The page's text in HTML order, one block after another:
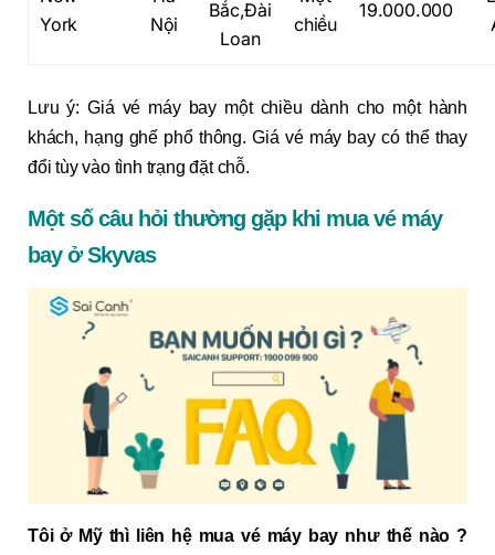
York
Nội
Bắc,Đài
Loan
chiều
19.000.000
Lưu ý: Giá vé máy bay một chiều dành cho một hành
khách, hạng ghế phổ thông. Giá vé máy bay có thể thay
đổi tùy vào tình trạng đặt chỗ.
Một số câu hỏi thường gặp khi mua vé máy
bay ở Skyvas
Tôi ở Mỹ thì liên hệ mua vé máy bay như thế nào ?